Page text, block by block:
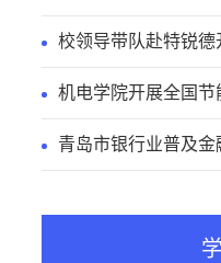
校领导带队赴特锐
机电学院开展全国
青岛市银行业普及